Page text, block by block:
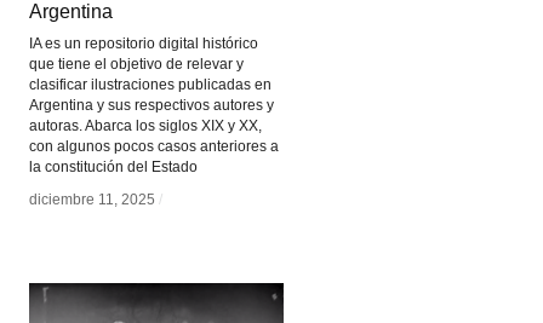
Argentina
IA es un repositorio digital histórico
que tiene el objetivo de relevar y
clasificar ilustraciones publicadas en
Argentina y sus respectivos autores y
autoras. Abarca los siglos XIX y XX,
con algunos pocos casos anteriores a
la constitución del Estado
diciembre 11, 2025 /
Argentina
diciembre 11, 2025 /